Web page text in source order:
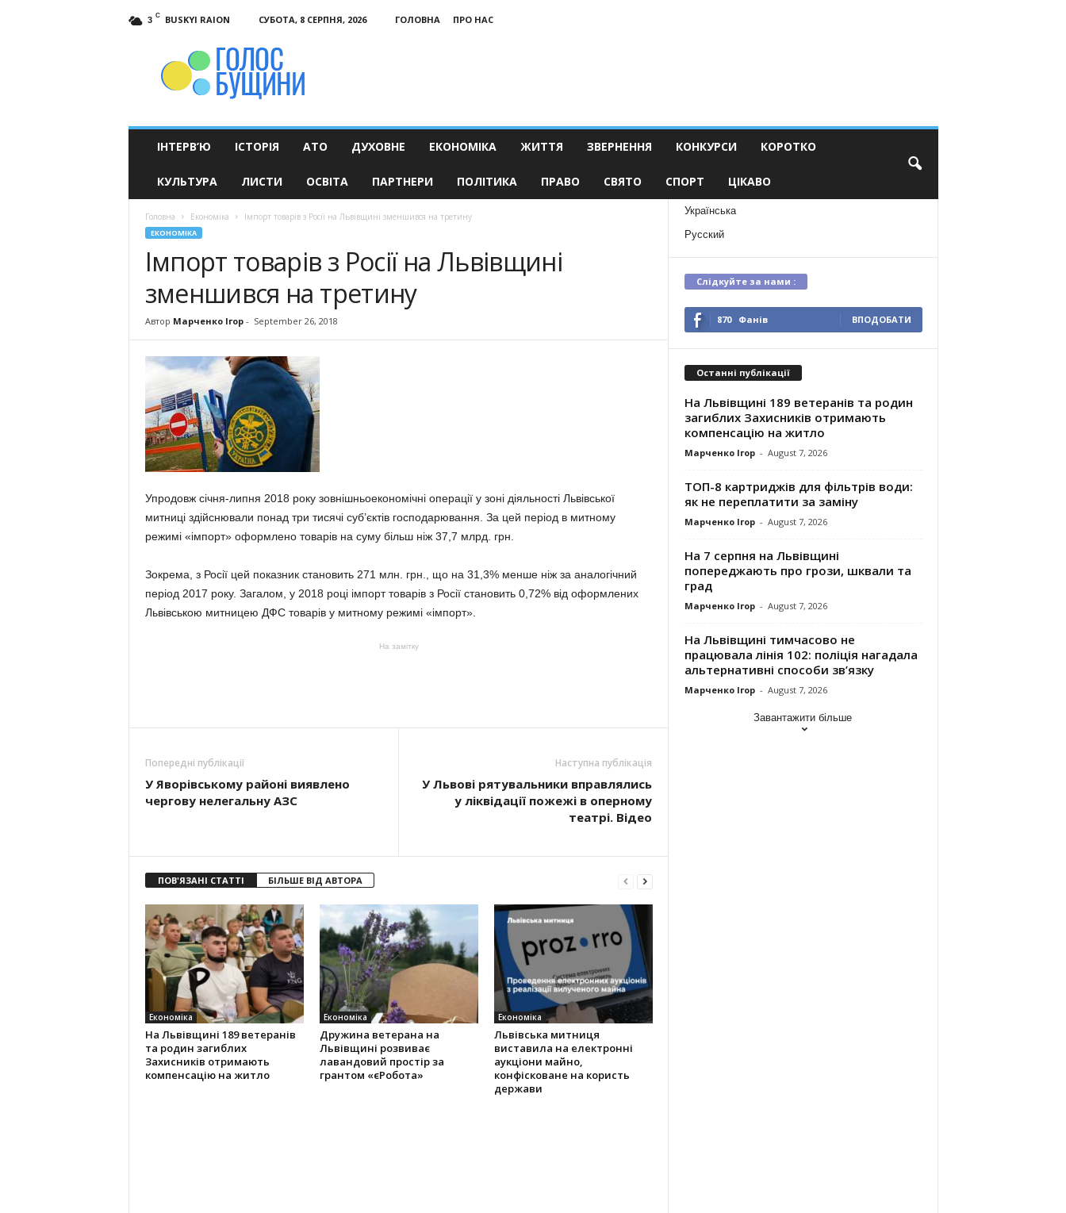
3 C BUSKYI RAION СУБОТА, 8 СЕРПНЯ, 2026 ГОЛОВНА
ПРО НАС
ІНТЕРВ’Ю ІСТОРІЯ АТО ДУХОВНЕ ЕКОНОМІКА ЖИТТЯ ЗВЕРНЕННЯ КОНКУРСИ КОРОТКО
КУЛЬТУРА ЛИСТИ ОСВІТА ПАРТНЕРИ ПОЛІТИКА ПРАВО СВЯТО СПОРТ ЦІКАВО
Головна Економіка Імпорт товарів з Росії на Львівщині зменшився на третину
ЕКОНОМІКА
Імпорт товарів з Росії на Львівщині
зменшився на третину
Автор Марченко Ігор- September 26, 2018
Упродовж січня-липня 2018 року зовнішньоекономічні операції у зоні діяльності Львівської
митниці здійснювали понад три тисячі суб’єктів господарювання. За цей період в митному
режимі «імпорт» оформлено товарів на суму більш ніж 37,7 млрд. грн.
Зокрема, з Росії цей показник становить 271 млн. грн., що на 31,3% менше ніж за аналогічний
період 2017 року. Загалом, у 2018 році імпорт товарів з Росії становить 0,72% від оформлених
Львівською митницею ДФС товарів у митному режимі «імпорт».
На замітку
Попередні публікації
У Яворівському районі виявлено
чергову нелегальну АЗС
Наступна публікація
У Львові рятувальники вправлялись
у ліквідації пожежі в оперному
театрі. Відео
ПОВ'ЯЗАНІ СТАТТІ БІЛЬШЕ ВІД АВТОРА
Економіка
На Львівщині 189 ветеранів
та родин загиблих
Захисників отримають
компенсацію на житло
Економіка
Дружина ветерана на
Львівщині розвиває
лавандовий простір за
грантом «єРобота»
Економіка
Львівська митниця
виставила на електронні
аукціони майно,
конфісковане на користь
держави
Українська
Русский
Слідкуйте за нами :
870 Фанів ВПОДОБАТИ
Останні публікації
На Львівщині 189 ветеранів та родин
загиблих Захисників отримають
компенсацію на житло
Марченко Ігор - August 7, 2026
ТОП-8 картриджів для фільтрів води:
як не переплатити за заміну
Марченко Ігор - August 7, 2026
На 7 серпня на Львівщині
попереджають про грози, шквали та
град
Марченко Ігор - August 7, 2026
На Львівщині тимчасово не
працювала лінія 102: поліція нагадала
альтернативні способи зв’язку
Марченко Ігор - August 7, 2026
Завантажити більше